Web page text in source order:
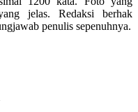
jelas. Redaksi berhak
penulis sepenuhnya.